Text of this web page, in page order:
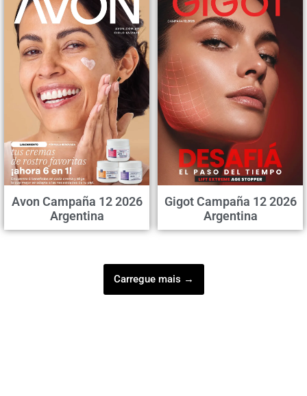
Avon Campaña 12 2026
Argentina
Gigot Campaña 12 2026
Argentina
Carregue mais →